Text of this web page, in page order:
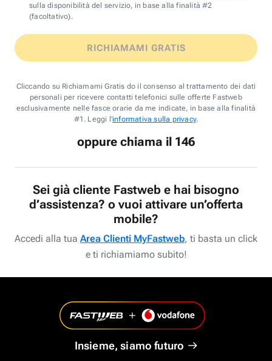
sulla disponibilità del servizio, in base alla finalità #2
(facoltativo).
RICHIAMAMI GRATIS
Cliccando su Richiamami Gratis do il consenso al trattamento dei dati
personali per ricevere contatti telefonici sulle offerte Fastweb
esclusivamente nelle fasce orarie da me indicate, in base alla finalità
#1. Leggi l'informativa sulla privacy.
oppure chiama il 146
Sei già cliente Fastweb e hai bisogno
d’assistenza? o vuoi attivare un’offerta
mobile?
Accedi alla tua Area Clienti MyFastweb, ti basta un click
e ti richiamiamo subito!
Insieme, siamo futuro